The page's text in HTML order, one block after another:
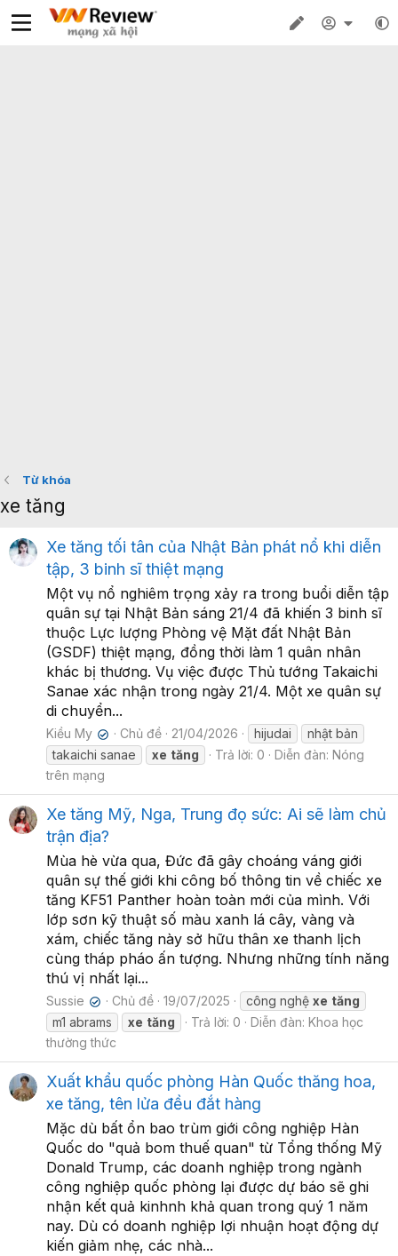
Từ khóa
xe tăng
Xe tăng tối tân của Nhật Bản phát nổ khi diễn
tập, 3 binh sĩ thiệt mạng
Một vụ nổ nghiêm trọng xảy ra trong buổi diễn tập
quân sự tại Nhật Bản sáng 21/4 đã khiến 3 binh sĩ
thuộc Lực lượng Phòng vệ Mặt đất Nhật Bản
(GSDF) thiệt mạng, đồng thời làm 1 quân nhân
khác bị thương. Vụ việc được Thủ tướng Takaichi
Sanae xác nhận trong ngày 21/4. Một xe quân sự
di chuyển...
Kiều My ✔ Chủ đề 21/04/2026 hijudai
nhật bản
takaichi sanae
xe tăng Trả lời: 0 Diễn đàn: Nóng
trên mạng
Xe tăng Mỹ, Nga, Trung đọ sức: Ai sẽ làm chủ
trận địa?
Mùa hè vừa qua, Đức đã gây choáng váng giới
quân sự thế giới khi công bố thông tin về chiếc xe
tăng KF51 Panther hoàn toàn mới của mình. Với
lớp sơn kỹ thuật số màu xanh lá cây, vàng và
xám, chiếc tăng này sở hữu thân xe thanh lịch
cùng tháp pháo ấn tượng. Nhưng những tính năng
thú vị nhất lại...
Sussie ✔ Chủ đề 19/07/2025 công nghệxe tăng
m1 abrams
xe tăng Trả lời: 0 Diễn đàn: Khoa học
thường thức
Xuất khẩu quốc phòng Hàn Quốc thăng hoa,
xe tăng, tên lửa đều đắt hàng
Mặc dù bất ổn bao trùm giới công nghiệp Hàn
Quốc do "quả bom thuế quan" từ Tổng thống Mỹ
Donald Trump, các doanh nghiệp trong ngành
công nghiệp quốc phòng lại được dự báo sẽ ghi
nhận kết quả kinhnh khả quan trong quý 1 năm
nay. Dù có doanh nghiệp lợi nhuận hoạt động dự
kiến giảm nhẹ, các nhà...